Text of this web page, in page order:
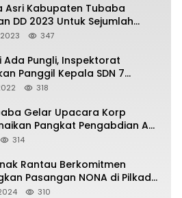
Asri Kabupaten Tubaba
DD 2023 Untuk Sejumlah
347
Ada Pungli, Inspektorat
Panggil Kepala SDN 7
Baru318
Gelar Upacara Korp
Pangkat Pengabdian AKP
314
Rantau Berkomitmen
Pasangan NONA di Pilkada
310